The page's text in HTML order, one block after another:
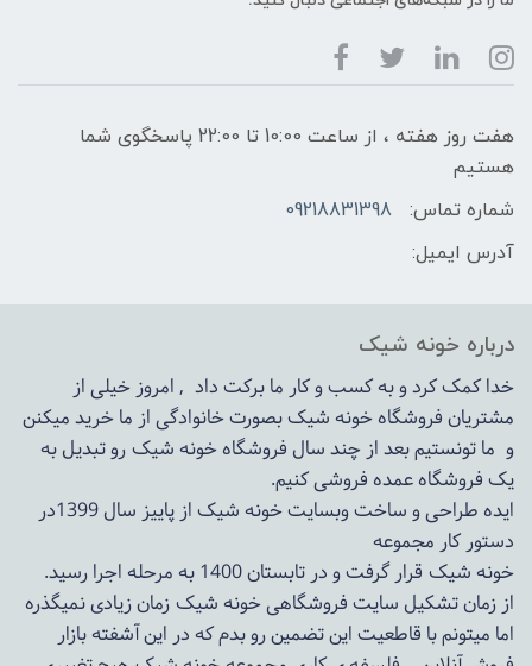
هفت روز هفته ، از ساعت 10:00 تا 22:00 پاسخگوی شما
هستیم
شماره تماس:
09218831398
آدرس ایمیل:
درباره خونه شیک
خدا کمک کرد و به کسب و کار ما برکت داد , امروز خیلی از
مشتریان فروشگاه خونه شیک بصورت خانوادگی از ما خرید میکنن
و ما تونستیم بعد از چند سال فروشگاهخونه شیکرو تبدیل به
یک فروشگاه عمده فروشی کنیم.
ایده طراحی و ساخت وبسایت خونه شیک از پاییز سال 1399در
دستور کار مجموعه
خونه شیک قرار گرفت و در تابستان 1400 به مرحله اجرا رسید.
از زمان تشکیل سایت فروشگاهیخونه شیکزمان زیادی نمیگذره
اما میتونم با قاطعیت این تضمین رو بدم که در این آشفته بازار